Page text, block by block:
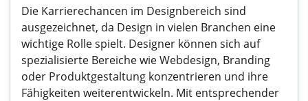
Die Karrierechancen im Designbereich sind
ausgezeichnet, da Design in vielen Branchen eine
wichtige Rolle spielt. Designer können sich auf
spezialisierte Bereiche wie Webdesign, Branding
oder Produktgestaltung konzentrieren und ihre
Fähigkeiten weiterentwickeln. Mit entsprechender